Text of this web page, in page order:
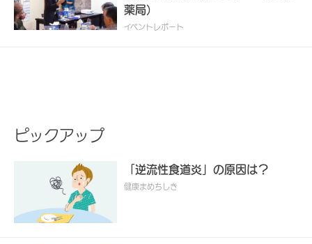
薬局）
イベントレポート
ピックアップ
「逆流性食道炎」の原因は？
健康まめちしき